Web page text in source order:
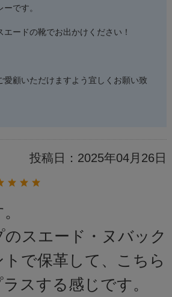
です。
ードの靴でお出かけください！
愛顧いただけますよう宜しくお願い致
投稿日： 2025年04月26日
のスエード・ヌバック
トで保革して、こちら
スする感じです。